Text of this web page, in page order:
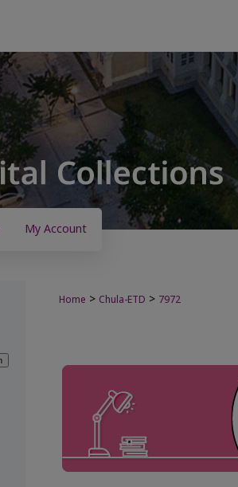
My Account
Home > Chula-ETD > 7972